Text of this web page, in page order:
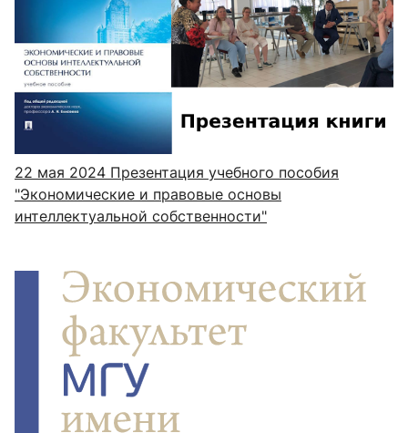
22 мая 2024 Презентация учебного пособия
"Экономические и правовые основы
интеллектуальной собственности"